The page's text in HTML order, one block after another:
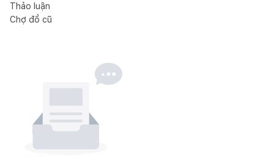
Thảo luận
Chợ đồ cũ